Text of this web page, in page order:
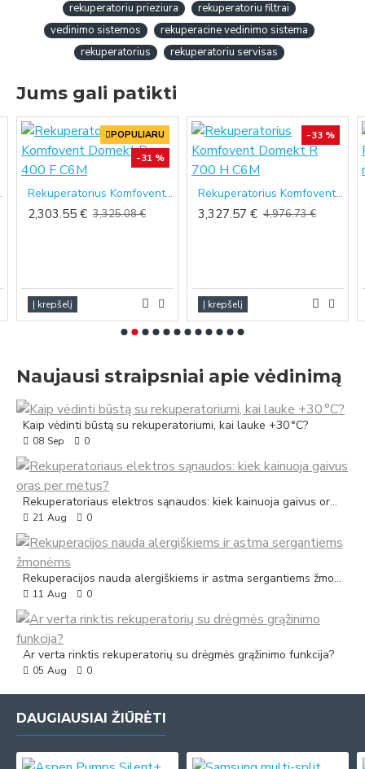
rekuperatoriu prieziura
rekuperatoriu filtrai
vedinimo sistemos
rekuperacine vedinimo sistema
rekuperatorius
rekuperatoriu servisas
Jums gali patikti
F C6
POPULIARU
-31 %
Rekuperatorius Komfovent Domekt R 400 F C6M
2,303.55 € 3,325.08 €
Į krepšelį
-33 %
Rekuperatorius Komfovent Domekt R 700 H C6M
3,327.57 € 4,976.73 €
Į krepšelį
Naujausi straipsniai apie vėdinimą
Kaip vėdinti būstą su rekuperatoriumi, kai lauke +30 °C?
08 Sep 0
Rekuperatoriaus elektros sąnaudos: kiek kainuoja gaivus oras per metus?
21 Aug 0
Rekuperacijos nauda alergiškiems ir astma sergantiems žmonėms
11 Aug 0
Ar verta rinktis rekuperatorių su drėgmės grąžinimo funkcija?
05 Aug 0
DAUGIAUSIAI ŽIŪRĖTI